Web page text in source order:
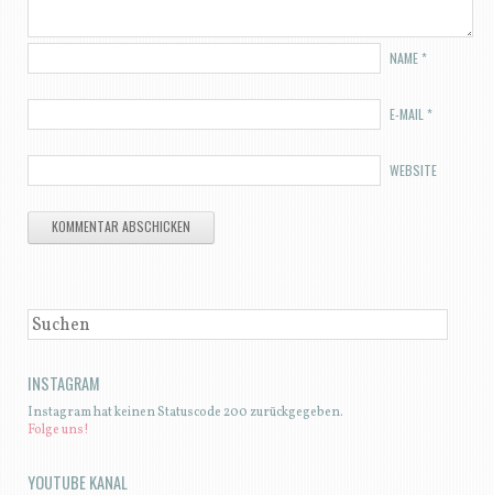
NAME*
E-MAIL *
WEBSITE
SUCHEN
INSTAGRAM
Instagram hat keinen Statuscode 200 zurückgegeben.
Folge uns!
YOUTUBE KANAL